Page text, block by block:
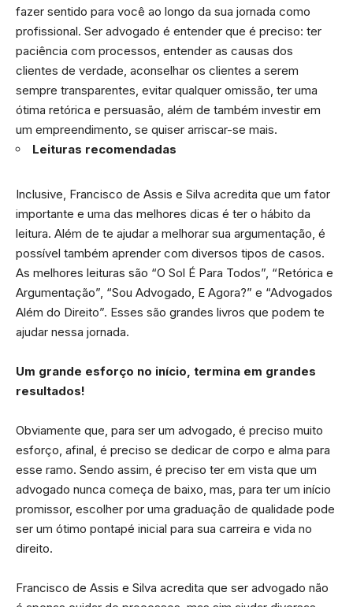
fazer sentido para você ao longo da sua jornada como
profissional. Ser advogado é entender que é preciso: ter
paciência com processos, entender as causas dos
clientes de verdade, aconselhar os clientes a serem
sempre transparentes, evitar qualquer omissão, ter uma
ótima retórica e persuasão, além de também investir em
um empreendimento, se quiser arriscar-se mais.
Leituras recomendadas
Inclusive, Francisco de Assis e Silva acredita que um fator
importante e uma das melhores dicas é ter o hábito da
leitura. Além de te ajudar a melhorar sua argumentação, é
possível também aprender com diversos tipos de casos.
As melhores leituras são “O Sol É Para Todos”, “Retórica e
Argumentação”, “Sou Advogado, E Agora?” e “Advogados
Além do Direito”. Esses são grandes livros que podem te
ajudar nessa jornada.
Um grande esforço no início, termina em grandes
resultados!
Obviamente que, para ser um advogado, é preciso muito
esforço, afinal, é preciso se dedicar de corpo e alma para
esse ramo. Sendo assim, é preciso ter em vista que um
advogado nunca começa de baixo, mas, para ter um início
promissor, escolher por uma graduação de qualidade pode
ser um ótimo pontapé inicial para sua carreira e vida no
direito.
Francisco de Assis e Silva acredita que ser advogado não